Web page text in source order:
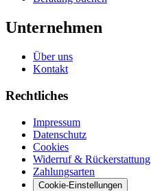
Unternehmen
Über uns
Kontakt
Rechtliches
Impressum
Datenschutz
Cookies
Widerruf & Rückerstattung
Zahlungsarten
Cookie-Einstellungen